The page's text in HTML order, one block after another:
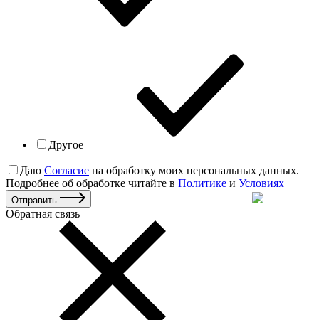
Другое
Даю Согласие на обработку моих персональных данных.
Подробнее об обработке читайте в Политике и Условиях
Отправить
Обратная связь